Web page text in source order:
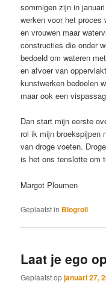
sommigen zijn in
werken voor het proces
en vrouwen maar
constructies die onder
bedoeld om wateren
en afvoer van
kunstwerken bedoelen
maar ook een
Dan start mijn eerste
rol ik mijn broekspijpen
van droge voeten.
is het ons tenslotte om
Margot Ploumen
Geplaatst in Blogroll
Laat je ego
Geplaatst opjanuari 27,